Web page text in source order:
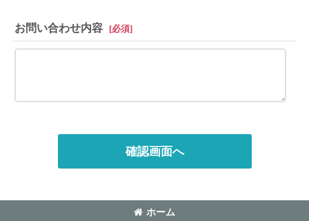
お問い合わせ内容 [必須]
確認画面へ
ホーム